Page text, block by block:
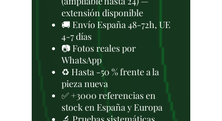
extensión disponible
🚚 Envío España 48-72h, UE
4-7 días
📷 Fotos reales por
WhatsApp
♻️ Hasta -50 % frente a la
pieza nueva
✅ +3000 referencias en
stock en España y Europa